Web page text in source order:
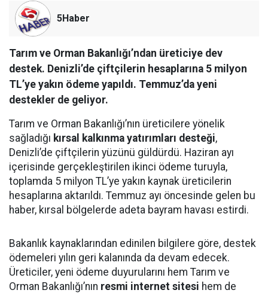
5Haber
Tarım ve Orman Bakanlığı’ndan üreticiye dev
destek. Denizli’de çiftçilerin hesaplarına 5 milyon
TL’ye yakın ödeme yapıldı. Temmuz’da yeni
destekler de geliyor.
Tarım ve Orman Bakanlığı’nın üreticilere yönelik
sağladığı kırsal kalkınma yatırımları desteği,
Denizli’de çiftçilerin yüzünü güldürdü. Haziran ayı
içerisinde gerçekleştirilen ikinci ödeme turuyla,
toplamda 5 milyon TL’ye yakın kaynak üreticilerin
hesaplarına aktarıldı. Temmuz ayı öncesinde gelen bu
haber, kırsal bölgelerde adeta bayram havası estirdi.
Bakanlık kaynaklarından edinilen bilgilere göre, destek
ödemeleri yılın geri kalanında da devam edecek.
Üreticiler, yeni ödeme duyurularını hem Tarım ve
Orman Bakanlığı’nın resmi internet sitesi hem de